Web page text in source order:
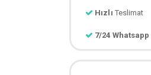
Hızlı Teslimat
7/24 Whatsapp